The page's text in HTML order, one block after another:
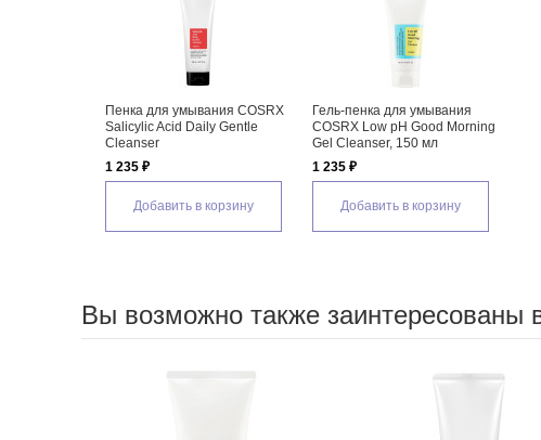
Пенка для умывания COSRX
Salicylic Acid Daily Gentle
Cleanser
1 235 ₽
Добавить в корзину
Гель-пенка для умывания
COSRX Low pH Good Morning
Gel Cleanser, 150 мл
1 235 ₽
Добавить в корзину
Вы возможно также заинтересованы